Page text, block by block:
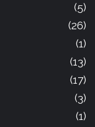
(5)
(26)
(1)
(13)
(17)
(3)
(1)